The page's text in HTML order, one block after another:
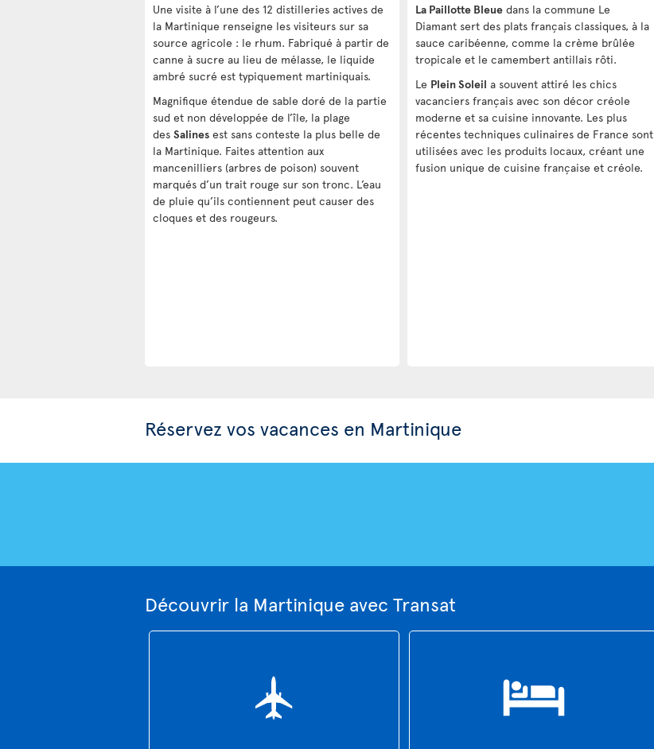
Une visite à l’une des 12 distilleries actives de
la Martinique renseigne les visiteurs sur sa
source agricole : le rhum. Fabriqué à partir de
canne à sucre au lieu de mélasse, le liquide
ambré sucré est typiquement martiniquais.
Magnifique étendue de sable doré de la partie
sud et non développée de l’île, la plage
des Salines est sans conteste la plus belle de
la Martinique. Faites attention aux
mancenilliers (arbres de poison) souvent
marqués d’un trait rouge sur son tronc. L’eau
de pluie qu’ils contiennent peut causer des
cloques et des rougeurs.
La Paillotte Bleue dans la commune Le
Diamant sert des plats français classiques, à la
sauce caribéenne, comme la crème brûlée
tropicale et le camembert antillais rôti.
Le Plein Soleil a souvent attiré les chics
vacanciers français avec son décor créole
moderne et sa cuisine innovante. Les plus
récentes techniques culinaires de France sont
utilisées avec les produits locaux, créant une
fusion unique de cuisine française et créole.
Réservez vos vacances en Martinique
Découvrir la Martinique avec Transat